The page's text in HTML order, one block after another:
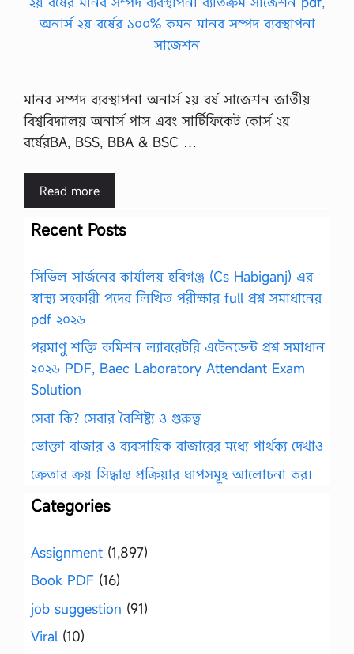
মানব সম্পদ ব্যবস্থাপনা অনার্স ২য় বর্ষ সাজেশন জাতীয়
বিশ্ববিদ্যালয় অনার্স পাস এবং সার্টিফিকেট কোর্স ২য়
বর্ষেরBA, BSS, BBA & BSC …
Read more
Recent Posts
সিভিল সার্জনের কার্যালয় হবিগঞ্জ (Cs Habiganj) এর
স্বাস্থ্য সহকারী পদের লিখিত পরীক্ষার full প্রশ্ন সমাধানের
pdf ২০২৬
পরমাণু শক্তি কমিশন ল্যাবরেটরি এটেনডেন্ট প্রশ্ন সমাধান
২০২৬ PDF, Baec Laboratory Attendant Exam
Solution
সেবা কি? সেবার বৈশিষ্ট্য ও গুরুত্ব
ভোক্তা বাজার ও ব্যবসায়িক বাজারের মধ্যে পার্থক্য দেখাও
ক্রেতার ক্রয় সিদ্ধান্ত প্রক্রিয়ার ধাপসমূহ আলোচনা কর।
Categories
Assignment (1,897)
Book PDF (16)
job suggestion (91)
Viral (10)